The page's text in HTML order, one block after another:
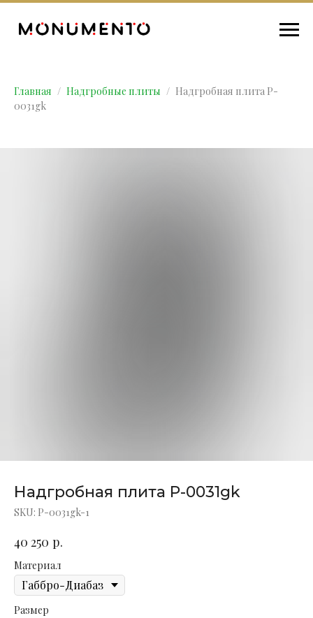
Главная Надгробные плиты
Надгробная плита P-
0031gk
Надгробная плита P-0031gk
SKU: P-0031gk-1
40 250 р.
Материал
Размер